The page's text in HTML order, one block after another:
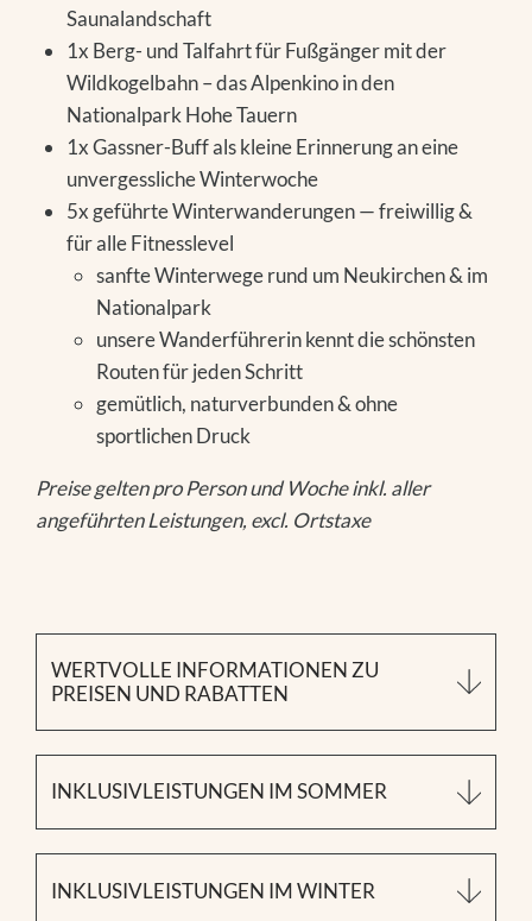
Saunalandschaft
1x Berg- und Talfahrt für Fußgänger mit der
Wildkogelbahn – das Alpenkino in den
Nationalpark Hohe Tauern
1x Gassner-Buff als kleine Erinnerung an eine
unvergessliche Winterwoche
5x geführte Winterwanderungen — freiwillig &
für alle Fitnesslevel
sanfte Winterwege rund um Neukirchen & im
Nationalpark
unsere Wanderführerin kennt die schönsten
Routen für jeden Schritt
gemütlich, naturverbunden & ohne
sportlichen Druck
Preise gelten pro Person und Woche inkl. aller
angeführten Leistungen, excl. Ortstaxe
WERTVOLLE INFORMATIONEN ZU
PREISEN UND RABATTEN
inklusive aller angeführten Inklusivleistungen.
Kinderermäßigungen werden – je nach Alter – im
INKLUSIVLEISTUNGEN IM SOMMER
Genussvoll in den Tag starten mit wertvollen,
INKLUSIVLEISTUNGEN IM WINTER